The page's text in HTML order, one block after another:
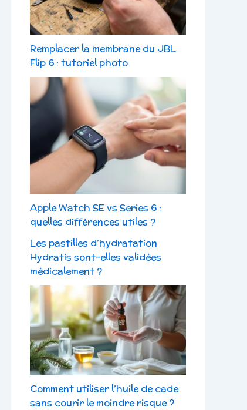
Remplacer la membrane du JBL
Flip 6 : tutoriel photo
Apple Watch SE vs Series 6 :
quelles différences utiles ?
Les pastilles d’hydratation
Hydratis sont-elles validées
médicalement ?
Comment utiliser l’huile de cade
sans courir le moindre risque ?